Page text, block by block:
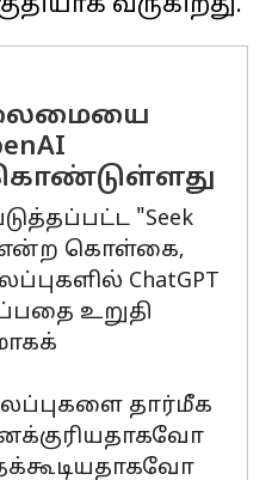
"Seek
என்ற கொள்கை,
ChatGPT
உறுதி
தார்மீக